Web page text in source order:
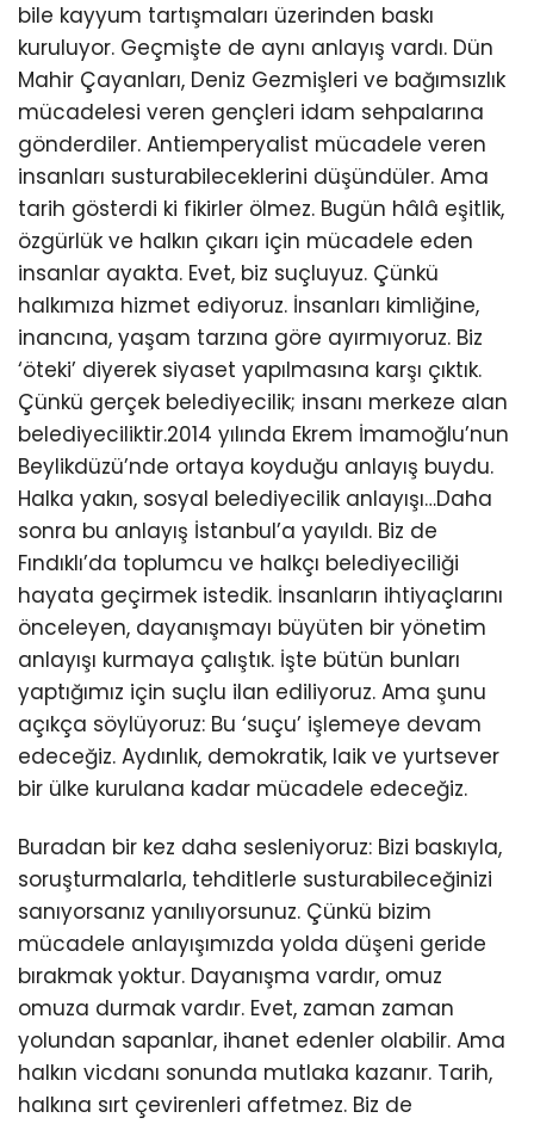
bile kayyum tartışmaları üzerinden baskı
kuruluyor. Geçmişte de aynı anlayış vardı. Dün
Mahir Çayanları, Deniz Gezmişleri ve bağımsızlık
mücadelesi veren gençleri idam sehpalarına
gönderdiler. Antiemperyalist mücadele veren
insanları susturabileceklerini düşündüler. Ama
tarih gösterdi ki fikirler ölmez. Bugün hâlâ eşitlik,
özgürlük ve halkın çıkarı için mücadele eden
insanlar ayakta. Evet, biz suçluyuz. Çünkü
halkımıza hizmet ediyoruz. İnsanları kimliğine,
inancına, yaşam tarzına göre ayırmıyoruz. Biz
‘öteki’ diyerek siyaset yapılmasına karşı çıktık.
Çünkü gerçek belediyecilik; insanı merkeze alan
belediyeciliktir.2014 yılında Ekrem İmamoğlu’nun
Beylikdüzü’nde ortaya koyduğu anlayış buydu.
Halka yakın, sosyal belediyecilik anlayışı…Daha
sonra bu anlayış İstanbul’a yayıldı. Biz de
Fındıklı’da toplumcu ve halkçı belediyeciliği
hayata geçirmek istedik. İnsanların ihtiyaçlarını
önceleyen, dayanışmayı büyüten bir yönetim
anlayışı kurmaya çalıştık. İşte bütün bunları
yaptığımız için suçlu ilan ediliyoruz. Ama şunu
açıkça söylüyoruz: Bu ‘suçu’ işlemeye devam
edeceğiz. Aydınlık, demokratik, laik ve yurtsever
bir ülke kurulana kadar mücadele edeceğiz.
Buradan bir kez daha sesleniyoruz: Bizi baskıyla,
soruşturmalarla, tehditlerle susturabileceğinizi
sanıyorsanız yanılıyorsunuz. Çünkü bizim
mücadele anlayışımızda yolda düşeni geride
bırakmak yoktur. Dayanışma vardır, omuz
omuza durmak vardır. Evet, zaman zaman
yolundan sapanlar, ihanet edenler olabilir. Ama
halkın vicdanı sonunda mutlaka kazanır. Tarih,
halkına sırt çevirenleri affetmez. Biz de